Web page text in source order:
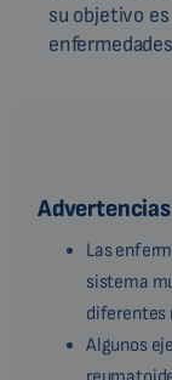
su objetivo
Las
sistema
diferentes
Algunos